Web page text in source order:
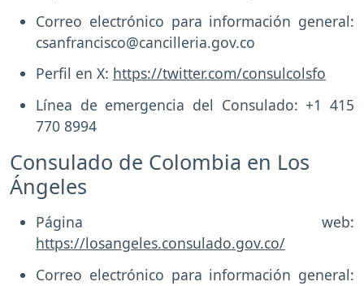
Correo electrónico para información general:
csanfrancisco@cancilleria.gov.co
Perfil en X: https://twitter.com/consulcolsfo
Línea de emergencia del Consulado: +1 415
770 8994
Consulado de Colombia en Los
Ángeles
Página web:
https://losangeles.consulado.gov.co/
Correo electrónico para información general: